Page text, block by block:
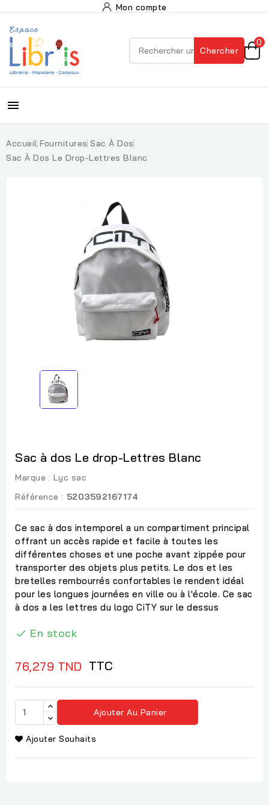
Mon compte
Chercher
0

Accueil Fournitures Sac À Dos
Sac À Dos Le Drop-Lettres Blanc
Sac à dos Le drop-Lettres Blanc
Marque : Lyc sac
Référence : 5203592167174
Ce sac à dos intemporel a un compartiment principal
offrant un accès rapide et facile à toutes les
différentes choses et une poche avant zippée pour
transporter des objets plus petits. Le dos et les
bretelles rembourrés confortables le rendent idéal
pour les longues journées en ville ou à l'école. Ce sac
à dos a les lettres du logo CiTY sur le dessus
 En stock
76,279 TND TTC
Ajouter Au Panier
Ajouter Souhaits